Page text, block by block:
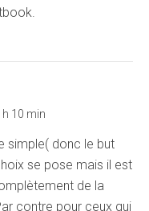
10 min
simple( donc le but
se pose mais il est
de la
contre pour ceux qui